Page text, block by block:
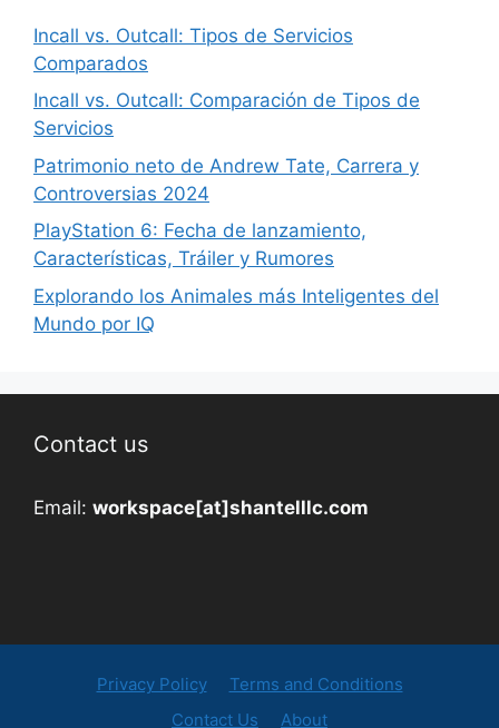
Incall vs. Outcall: Tipos de Servicios
Comparados
Incall vs. Outcall: Comparación de Tipos de
Servicios
Patrimonio neto de Andrew Tate, Carrera y
Controversias 2024
PlayStation 6: Fecha de lanzamiento,
Características, Tráiler y Rumores
Explorando los Animales más Inteligentes del
Mundo por IQ
Contact us
Email: workspace[at]shantelllc.com
Privacy Policy
Terms and Conditions
Contact Us
About